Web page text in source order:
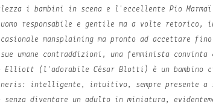
i bambini in scena e l'eccellente Pio
responsabile e gentile ma a volte retorico,
mansplaining ma pronto ad accettare
umane contraddizioni, una femminista convinta
Elliott (l'adorabile César Blotti) è un bambino
intelligente, intuitivo, sempre presente a
senza diventare un adulto in miniatura,